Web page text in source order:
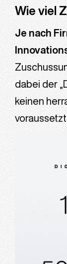
Wie viel
Je nach
dabei der
keinen